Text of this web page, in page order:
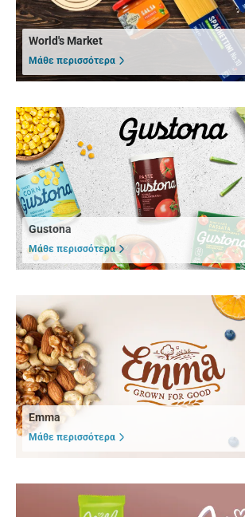
World's Market
Μάθε περισσότερα
Gustona
Μάθε περισσότερα
Emma
Μάθε περισσότερα